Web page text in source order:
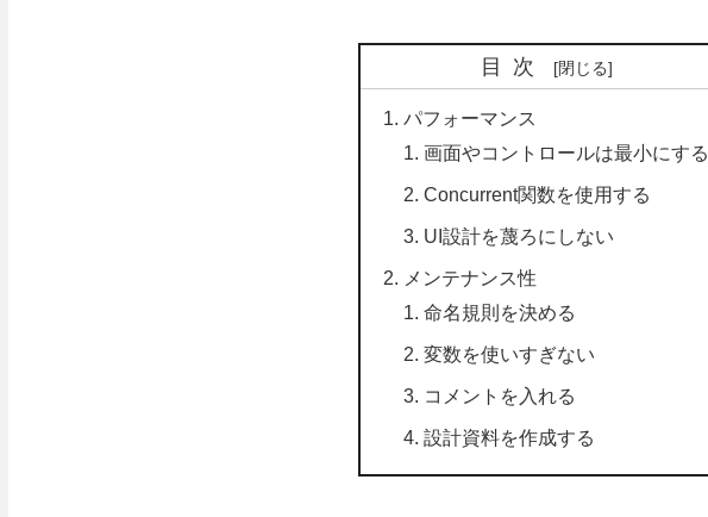
目次
パフォーマンス
画面やコントロールは最小にする
Concurrent関数を使用する
UI設計を蔑ろにしない
メンテナンス性
命名規則を決める
変数を使いすぎない
コメントを入れる
設計資料を作成する